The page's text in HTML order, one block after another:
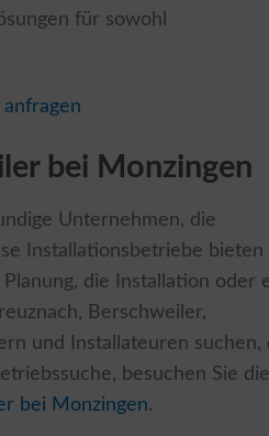
für sowohl
bei Monzingen
Unternehmen, die
Installationsbetriebe bieten
die Installation oder
Berschweiler,
und Installateuren suchen,
besuchen Sie die
bei Monzingen.